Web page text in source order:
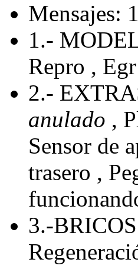
Mensajes:
1.-
Repro ,
2.-
anulado ,
Sensor de
trasero ,
3.-